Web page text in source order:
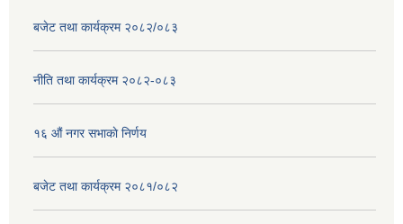
बजेट तथा कार्यक्रम २०८२/०८३
नीति तथा कार्यक्रम २०८२-०८३
१६ ‌औं नगर सभाकाे निर्णय
बजेट तथा कार्यक्रम २०८१/०८२